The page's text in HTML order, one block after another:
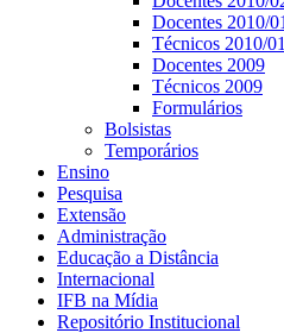
Docentes 2010/01
Técnicos 2010/01
Docentes 2009
Técnicos 2009
Formulários
Bolsistas
Temporários
Ensino
Pesquisa
Extensão
Administração
Educação a Distância
Internacional
IFB na Mídia
Repositório Institucional